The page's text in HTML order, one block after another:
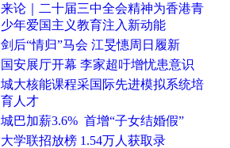
来论｜二十届三中全会精神为香港青
少年爱国主义教育注入新动能
剑后“情归”马会 江旻憓周日履新
国安展厅开幕 李家超吁增忧患意识
城大核能课程采国际先进模拟系统培
育人才
城巴加薪3.6% 首增“子女结婚假”
大学联招放榜 1.54万人获取录